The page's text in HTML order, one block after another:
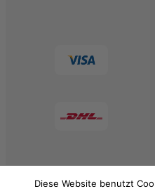
Diese Website benutzt